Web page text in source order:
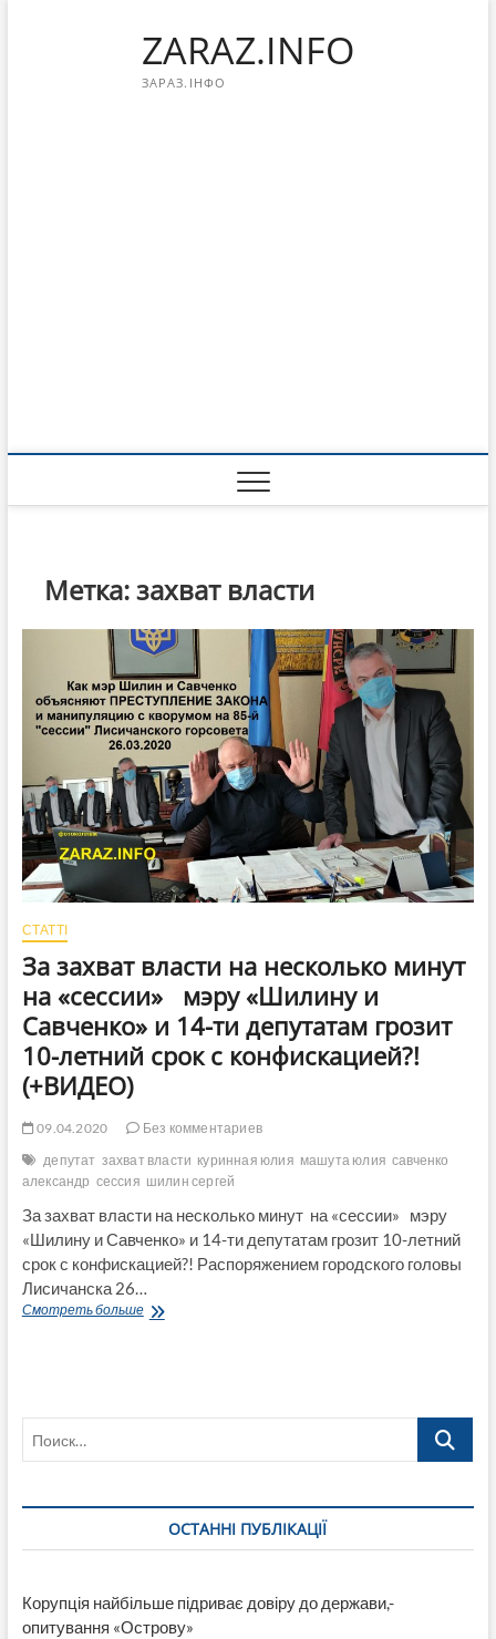
ZARAZ.INFO
ЗАРАЗ.ІНФО
Метка:захват власти
СТАТТІ
За захват власти на несколько минут
на «сессии» мэру «Шилину и
Савченко» и 14-ти депутатам грозит
10-летний срок с конфискацией?!
(+ВИДЕО)
09.04.2020
Без комментариев
депутат захват власти куринная юлия машута юлия савченко
александр сессия шилин сергей
За захват власти на несколько минут на «сессии» мэру
«Шилину и Савченко» и 14-ти депутатам грозит 10-летний
срок с конфискацией?! Распоряжением городского головы
Лисичанска 26…
Смотреть большеЗа
и
Савченко»
и
депутатам
грозит
Поиск…
ОСТАННІ ПУБЛІКАЦІЇ
Корупція найбільше підриває довіру до держави,-
опитування «Острову»